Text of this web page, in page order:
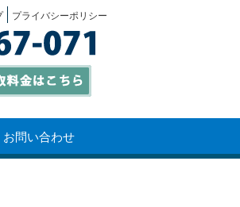
プライバシーポリシー
お問い合わせ